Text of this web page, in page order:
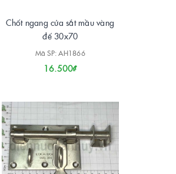
Chốt ngang cửa sắt mầu vàng
đế 30x70
Mã SP: AH1866
16.500₫